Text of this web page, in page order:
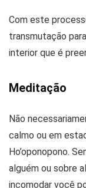
Com este
transmutação
interior que é
Meditação
Não
calmo ou em
Ho’oponopono.
alguém ou sobre
incomodar você